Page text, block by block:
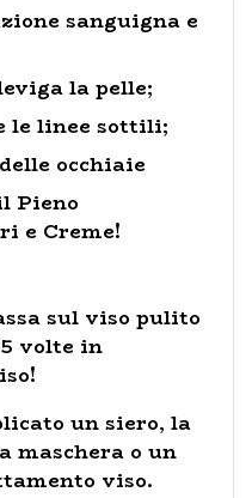
sanguigna e
la pelle;
le linee sottili;
occhiaie
Pieno
e Creme!
sul viso pulito
volte in
un siero, la
maschera o un
viso.